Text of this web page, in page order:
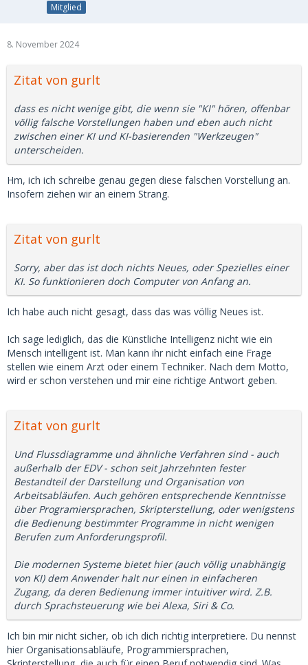
Mitglied
8. November 2024
Zitat von gurlt
dass es nicht wenige gibt, die wenn sie "KI" hören, offenbar
völlig falsche Vorstellungen haben und eben auch nicht
zwischen einer KI und KI-basierenden "Werkzeugen"
unterscheiden.
Hm, ich ich schreibe genau gegen diese falschen Vorstellung an.
Insofern ziehen wir an einem Strang.
Zitat von gurlt
Sorry, aber das ist doch nichts Neues, oder Spezielles einer
KI. So funktionieren doch Computer von Anfang an.
Ich habe auch nicht gesagt, dass das was völlig Neues ist.
Ich sage lediglich, das die Künstliche Intelligenz nicht wie ein
Mensch intelligent ist. Man kann ihr nicht einfach eine Frage
stellen wie einem Arzt oder einem Techniker. Nach dem Motto,
wird er schon verstehen und mir eine richtige Antwort geben.
Zitat von gurlt
Und Flussdiagramme und ähnliche Verfahren sind - auch
außerhalb der EDV - schon seit Jahrzehnten fester
Bestandteil der Darstellung und Organisation von
Arbeitsabläufen. Auch gehören entsprechende Kenntnisse
über Programiersprachen, Skripterstellung, oder wenigstens
die Bedienung bestimmter Programme in nicht wenigen
Berufen zum Anforderungsprofil.
Die modernen Systeme bietet hier (auch völlig unabhängig
von KI) dem Anwender halt nur einen in einfacheren
Zugang, da deren Bedienung immer intuitiver wird. Z.B.
durch Sprachsteuerung wie bei Alexa, Siri & Co.
Ich bin mir nicht sicher, ob ich dich richtig interpretiere. Du nennst
hier Organisationsabläufe, Programmiersprachen,